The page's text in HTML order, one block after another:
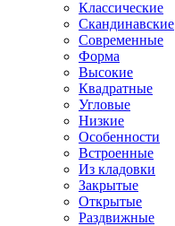
Классические
Скандинавские
Современные
Форма
Высокие
Квадратные
Угловые
Низкие
Особенности
Встроенные
Из кладовки
Закрытые
Открытые
Раздвижные